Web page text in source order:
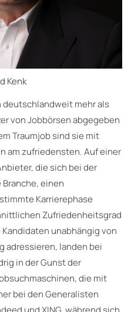
Kenk
deutschlandweit mehr als
von Jobbörsen abgegeben
Traumjob sind sie mit
am zufriedensten. Auf einer
die sich bei der
einen
Karrierephase
Zufriedenheitsgrad
unabhängig von
adressieren, landen bei
in der Gunst der
die mit
bei den Generalisten